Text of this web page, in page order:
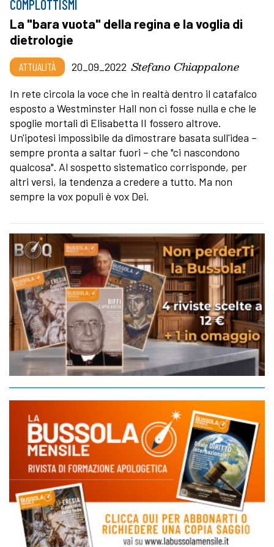
COMPLOTTISMI
La "bara vuota" della regina e la voglia di
dietrologie
ATTUALITÀ 20_09_2022 Stefano Chiappalone
In rete circola la voce che in realtà dentro il catafalco
esposto a Westminster Hall non ci fosse nulla e che le
spoglie mortali di Elisabetta II fossero altrove.
Un'ipotesi impossibile da dimostrare basata sull'idea –
sempre pronta a saltar fuori – che "ci nascondono
qualcosa". Al sospetto sistematico corrisponde, per
altri versi, la tendenza a credere a tutto. Ma non
sempre la vox populi è vox Dei.